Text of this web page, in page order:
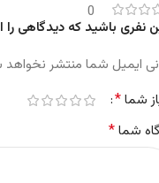
0
نفری باشید که دیدگاهی را
ایمیل شما منتشر
شما*
شما*